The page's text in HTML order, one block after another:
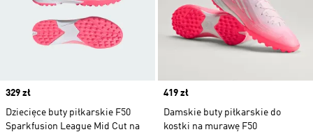
Price
329 zł
Dziecięce buty piłkarskie F50
Sparkfusion League Mid Cut na
Price
419 zł
Damskie buty piłkarskie do
kostki na murawę F50